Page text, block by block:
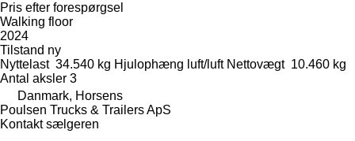
Pris efter forespørgsel
Walking floor
2024
Tilstand ny
Nyttelast 34.540 kg Hjulophæng luft/luft Nettovægt 10.460 kg
Antal aksler 3
Danmark, Horsens
Poulsen Trucks & Trailers ApS
Kontakt sælgeren